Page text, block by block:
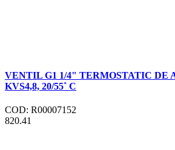
VENTIL G1 1/4" TERMOSTATIC DE
KVS4,8, 20/55˚ C
COD: R00007152
820.41